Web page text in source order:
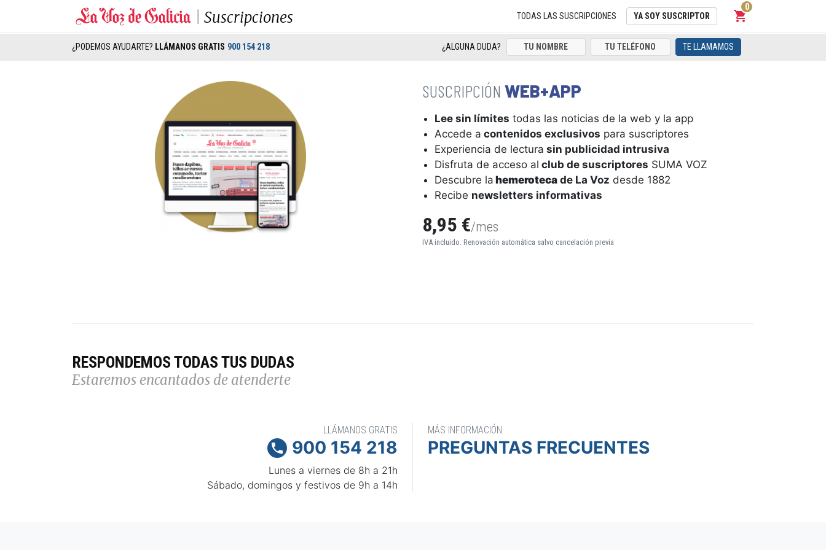
Suscripciones TODAS LAS SUSCRIPCIONES YA SOY SUSCRIPTOR shopping_cart
Carrito
0
¿PODEMOS AYUDARTE? LLÁMANOS GRATIS 900 154 218 ¿ALGUNA DUDA? TE LLAMAMOS
WEB+APP
Lee sin límites todas las noticias de la web y la app
Accede a contenidos exclusivos para suscriptores
Experiencia de lectura sin publicidad intrusiva
Disfruta de acceso al club de suscriptores SUMA VOZ
Descubre la hemeroteca de La Voz desde 1882
Recibe newsletters informativas
8,95 €/mes
IVA incluido. Renovación automática salvo cancelación previa
RESPONDEMOS TODAS TUS DUDAS
Estaremos encantados de atenderte
LLÁMANOS GRATIS
 900 154 218
Lunes a viernes de 8h a 21h
Sábado, domingos y festivos de 9h a 14h
MÁS INFORMACIÓN
PREGUNTAS FRECUENTES